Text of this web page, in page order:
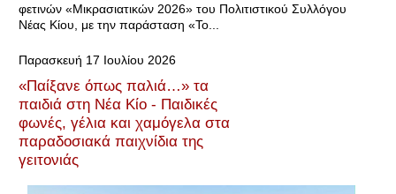
φετινών «Μικρασιατικών 2026» του Πολιτιστικού Συλλόγου
Νέας Κίου, με την παράσταση «Το...
Παρασκευή 17 Ιουλίου 2026
«Παίξανε όπως παλιά…» τα
παιδιά στη Νέα Κίο - Παιδικές
φωνές, γέλια και χαμόγελα στα
παραδοσιακά παιχνίδια της
γειτονιάς